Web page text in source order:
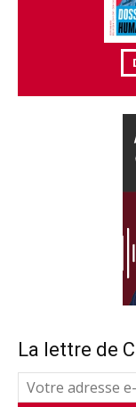
La lettre de